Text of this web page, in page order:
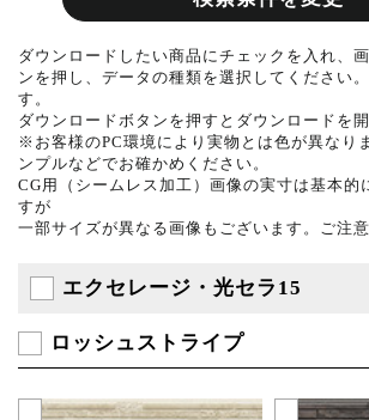
ダウンロードしたい商品にチェックを入れ、
ンを押し、データの種類を選択してください
す。
ダウンロードボタンを押すとダウンロードを開
※お客様のPC環境により実物とは色が異なり
ンプルなどでお確かめください。
CG用（シームレス加工）画像の実寸は基本的
すが
一部サイズが異なる画像もございます。ご注意
エクセレージ・光セラ15
ロッシュストライプ